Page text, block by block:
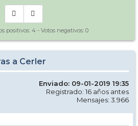
positivos: 4 - Votos negativos: 0
a Cerler
Enviado: 09-01-2019 19:35
Registrado: 16 años antes
Mensajes: 3.966